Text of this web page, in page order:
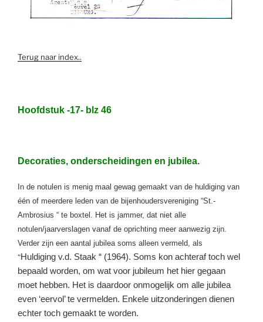
Terug naar index..
Hoofdstuk -17- blz 46
Decoraties, onderscheidingen en jubilea.
In de notulen is menig maal gewag gemaakt van de huldiging van
één of meerdere leden van de bijenhoudersvereniging “St.-
Ambrosius “ te boxtel. Het is jammer, dat niet alle
notulen/jaarverslagen vanaf de oprichting meer aanwezig zijn.
Verder zijn een aantal jubilea soms alleen vermeld, als
“Huldiging v.d. Staak “ (1964). Soms kon achteraf toch wel
bepaald worden, om wat voor jubileum het hier gegaan
moet hebben. Het is daardoor onmogelijk om alle jubilea
even ‘eervol’ te vermelden. Enkele uitzonderingen dienen
echter toch gemaakt te worden.